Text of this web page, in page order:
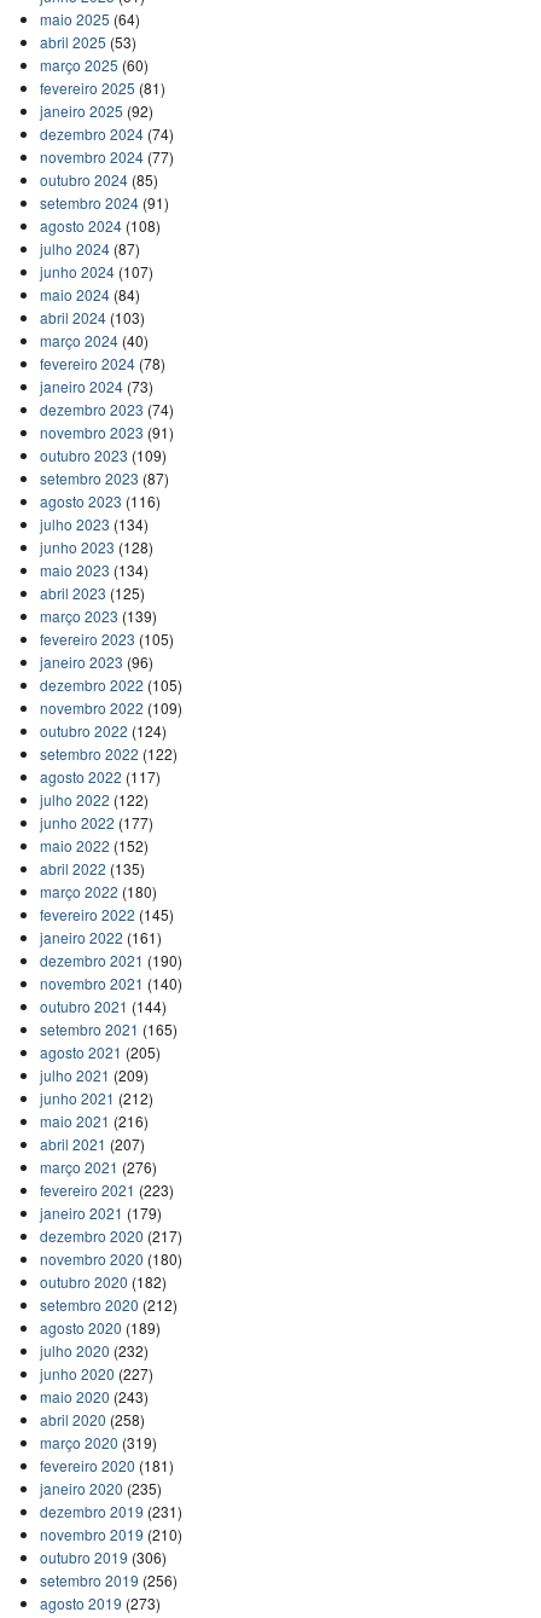
maio 2025 (64)
abril 2025 (53)
março 2025 (60)
fevereiro 2025 (81)
janeiro 2025 (92)
dezembro 2024(74)
novembro 2024(77)
outubro 2024(85)
setembro 2024(91)
agosto 2024(108)
julho 2024(87)
junho 2024(107)
maio 2024(84)
abril 2024(103)
março 2024(40)
fevereiro 2024(78)
janeiro 2024(73)
dezembro 2023 (74)
novembro 2023 (91)
outubro 2023 (109)
setembro 2023 (87)
agosto 2023 (116)
julho 2023 (134)
junho 2023 (128)
maio 2023 (134)
abril 2023 (125)
março 2023 (139)
fevereiro 2023 (105)
janeiro 2023 (96)
dezembro 2022 (105)
novembro 2022 (109)
outubro 2022 (124)
setembro 2022 (122)
agosto 2022 (117)
julho 2022 (122)
junho 2022 (177)
maio 2022 (152)
abril 2022 (135)
março 2022 (180)
fevereiro 2022 (145)
janeiro 2022 (161)
dezembro 2021 (190)
novembro 2021 (140)
outubro 2021 (144)
setembro 2021 (165)
agosto 2021 (205)
julho 2021 (209)
junho 2021 (212)
maio 2021 (216)
abril 2021 (207)
março 2021 (276)
fevereiro 2021 (223)
janeiro 2021 (179)
dezembro 2020 (217)
novembro 2020 (180)
outubro 2020 (182)
setembro 2020 (212)
agosto 2020 (189)
julho 2020 (232)
junho 2020 (227)
maio 2020 (243)
abril 2020 (258)
março 2020 (319)
fevereiro 2020 (181)
janeiro 2020 (235)
dezembro 2019 (231)
novembro 2019 (210)
outubro 2019 (306)
setembro 2019 (256)
agosto 2019 (273)